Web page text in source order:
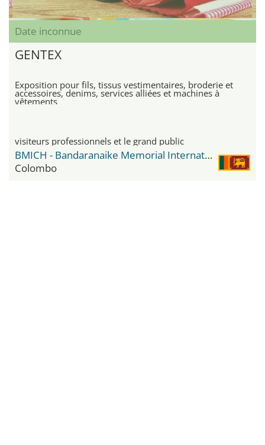
Date inconnue
GENTEX
Exposition pour fils, tissus vestimentaires, broderie et
accessoires, denims, services alliées et machines à
vêtements
visiteurs professionnels et le grand public
BMICH - Bandaranaike Memorial International Conference Hall
Colombo